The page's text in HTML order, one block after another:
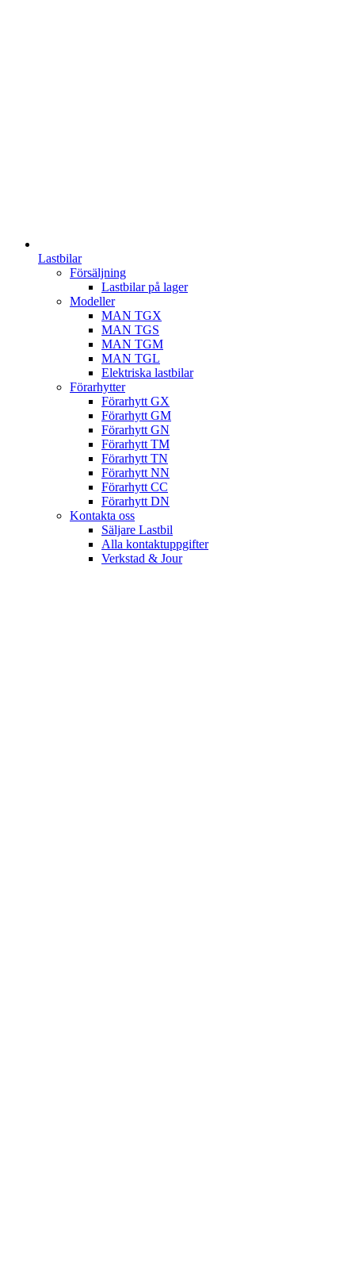
Lastbilar
Försäljning
Lastbilar på lager
Modeller
MAN TGX
MAN TGS
MAN TGM
MAN TGL
Elektriska lastbilar
Förarhytter
Förarhytt GX
Förarhytt GM
Förarhytt GN
Förarhytt TM
Förarhytt TN
Förarhytt NN
Förarhytt CC
Förarhytt DN
Kontakta oss
Säljare Lastbil
Alla kontaktuppgifter
Verkstad & Jour